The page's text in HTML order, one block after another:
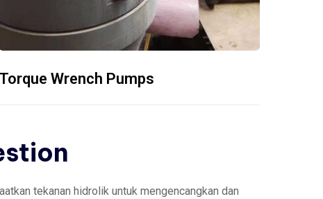
Torque Wrench Pumps
tekanan hidrolik untuk mengencangkan dan